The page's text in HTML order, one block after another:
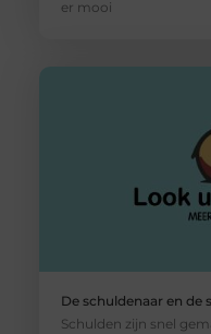
er mooi
De schuldenaar en de
Schulden zijn snel